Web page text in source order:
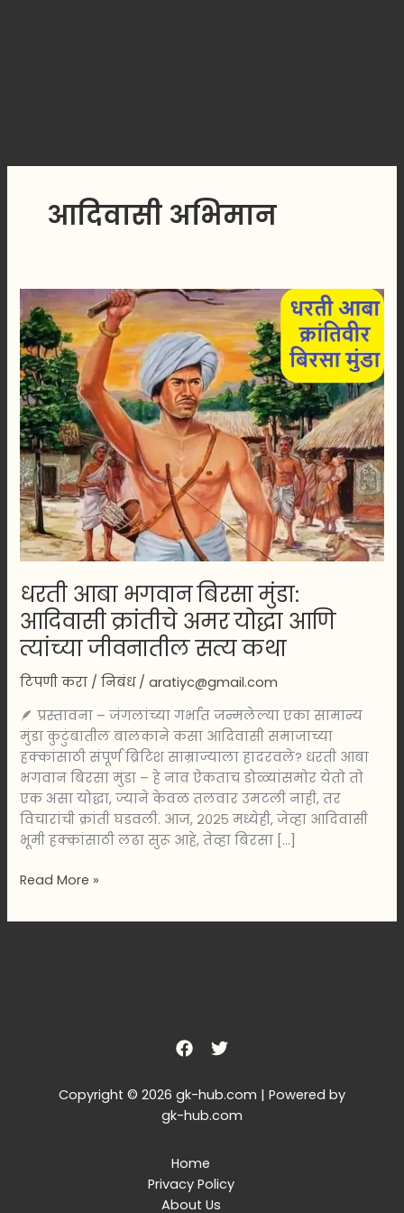
आदिवासी अभिमान
धरती आबा भगवान बिरसा मुंडा:
आदिवासी क्रांतीचे अमर योद्धा आणि
त्यांच्या जीवनातील सत्य कथा
टिपणी करा /निबंध/aratiyc@gmail.com
🪶 प्रस्तावना – जंगलांच्या गर्भात जन्मलेल्या एका सामान्य
मुंडा कुटुंबातील बालकाने कसा आदिवासी समाजाच्या
हक्कांसाठी संपूर्ण ब्रिटिश साम्राज्याला हादरवले? धरती आबा
भगवान बिरसा मुंडा – हे नाव ऐकताच डोळ्यांसमोर येतो तो
एक असा योद्धा, ज्याने केवळ तलवार उमटली नाही, तर
विचारांची क्रांती घडवली. आज, २०२५ मध्येही, जेव्हा आदिवासी
भूमी हक्कांसाठी लढा सुरू आहे, तेव्हा बिरसा […]
धरती
आबा
भगवान
बिरसा
मुंडा:
आदिवासी
क्रांतीचे
अमर
योद्धा
आणि
त्यांच्या
जीवनातील
सत्य
कथा
Read More »
Copyright © 2026 gk-hub.com | Powered by
gk-hub.com
Home
Privacy Policy
About Us